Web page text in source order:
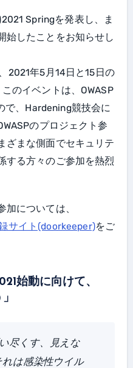
Springを発表し、ま
始したことをお知らせし
2021年5月14日と15日の
のイベントは、OWASP
で、Hardening競技会に
のプロジェクト参
ざまな側面でセキュリテ
する方々のご参加を熱烈
加については、
サイト(doorkeeper)をご
始動に向けて、
尽くす、見えな
は感染性ウイル